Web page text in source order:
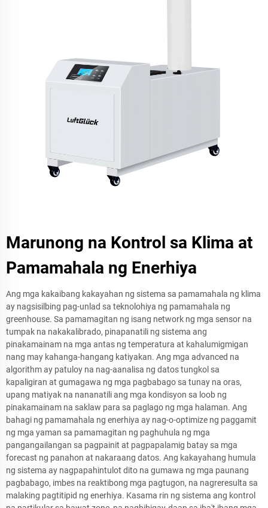
Marunong na Kontrol sa Klima at
Pamamahala ng Enerhiya
Ang mga kakaibang kakayahan ng sistema sa pamamahala ng klima
ay nagsisilbing pag-unlad sa teknolohiya ng pamamahala ng
greenhouse. Sa pamamagitan ng isang network ng mga sensor na
tumpak na nakakalibrado, pinapanatili ng sistema ang
pinakamainam na mga antas ng temperatura at kahalumigmigan
nang may kahanga-hangang katiyakan. Ang mga advanced na
algorithm ay patuloy na nag-aanalisa ng datos tungkol sa
kapaligiran at gumagawa ng mga pagbabago sa tunay na oras,
upang matiyak na nananatili ang mga kondisyon sa loob ng
pinakamainam na saklaw para sa paglago ng mga halaman. Ang
bahagi ng pamamahala ng enerhiya ay nag-o-optimize ng paggamit
ng mga yaman sa pamamagitan ng paghuhula ng mga
pangangailangan sa pagpainit at pagpapalamig batay sa mga
forecast ng panahon at nakaraang datos. Ang kakayahang humula
ng sistema ay nagpapahintulot dito na gumawa ng mga paunang
pagbabago, imbes na reaktibong mga pagtugon, na nagreresulta sa
malaking pagtitipid ng enerhiya. Kasama rin ng sistema ang kontrol